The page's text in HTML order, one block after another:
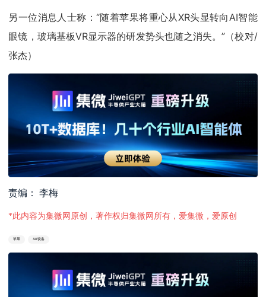
另一位消息人士称：“随着苹果将重心从XR头显转向AI智能
眼镜，玻璃基板VR显示器的研发势头也随之消失。”（校对/
张杰）
责编： 李梅
*此内容为集微网原创，著作权归集微网所有，爱集微，爱原创
苹果 XR设备